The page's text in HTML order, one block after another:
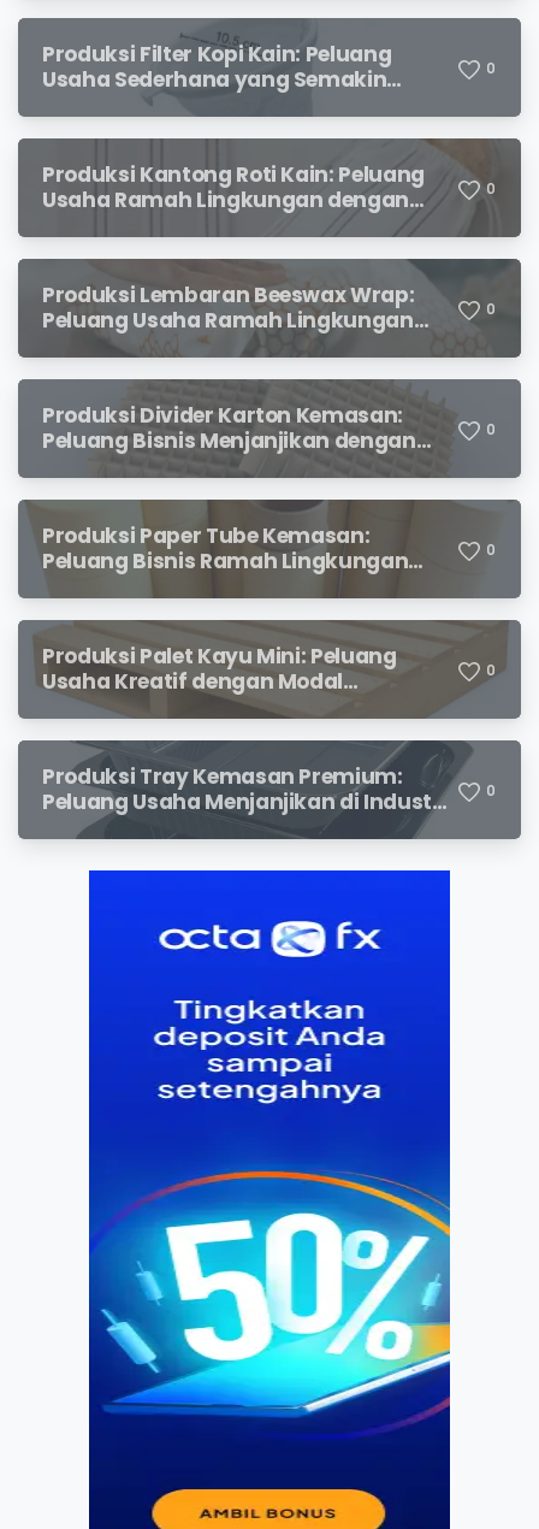
Produksi Filter Kopi Kain: Peluang
Usaha Sederhana yang Semakin
Diminati Pecinta Kopi
0
Produksi Kantong Roti Kain: Peluang
Usaha Ramah Lingkungan dengan
0
Produksi Lembaran Beeswax Wrap:
Peluang Usaha Ramah Lingkungan
yang Menjanjikan
0
Produksi Divider Karton Kemasan:
Peluang Bisnis Menjanjikan dengan
Permintaan yang Terus Meningkat
0
Produksi Paper Tube Kemasan:
Peluang Bisnis Ramah Lingkungan
0
Produksi Palet Kayu Mini: Peluang
Usaha Kreatif dengan Modal
Terjangkau dan Potensi Keuntungan
0
Produksi Tray Kemasan Premium:
Peluang Usaha Menjanjikan di Industri
Packaging Modern
0